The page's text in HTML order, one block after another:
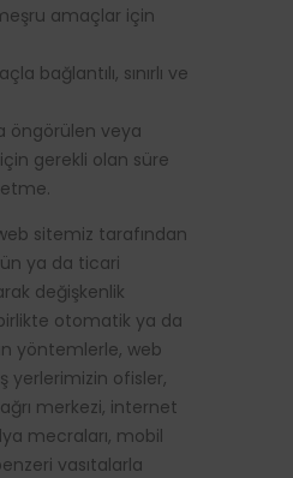
amaçlar için
bağlantılı, sınırlı ve
öngörülen veya
gerekli olan süre
sitemiz tarafından
ya da ticari
değişkenlik
otomatik ya da
yöntemlerle, web
yerlerimizin ofisler,
merkezi, internet
mecraları, mobil
vasıtalarla